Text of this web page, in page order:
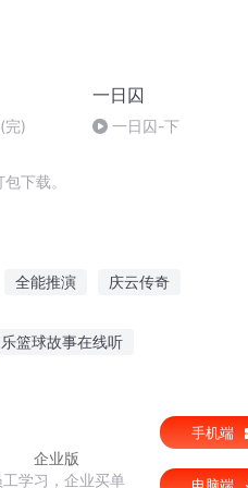
完)
一日囚
一日囚-下
下载。
全能推演 庆云传奇
篮球故事在线听
企业版
工学习，企业买单
手机端